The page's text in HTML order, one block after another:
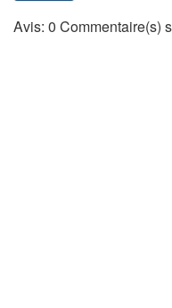
Avis: 0 Commentaire(s)